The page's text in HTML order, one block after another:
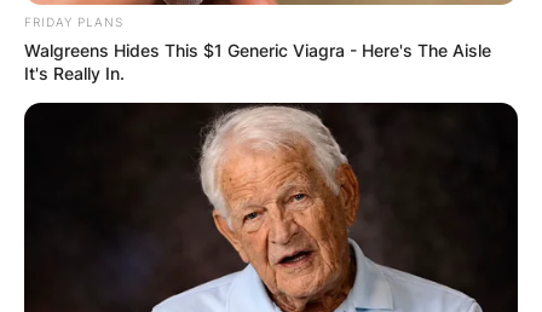
FRIDAY PLANS
Walgreens Hides This $1 Generic Viagra - Here's The Aisle
It's Really In.